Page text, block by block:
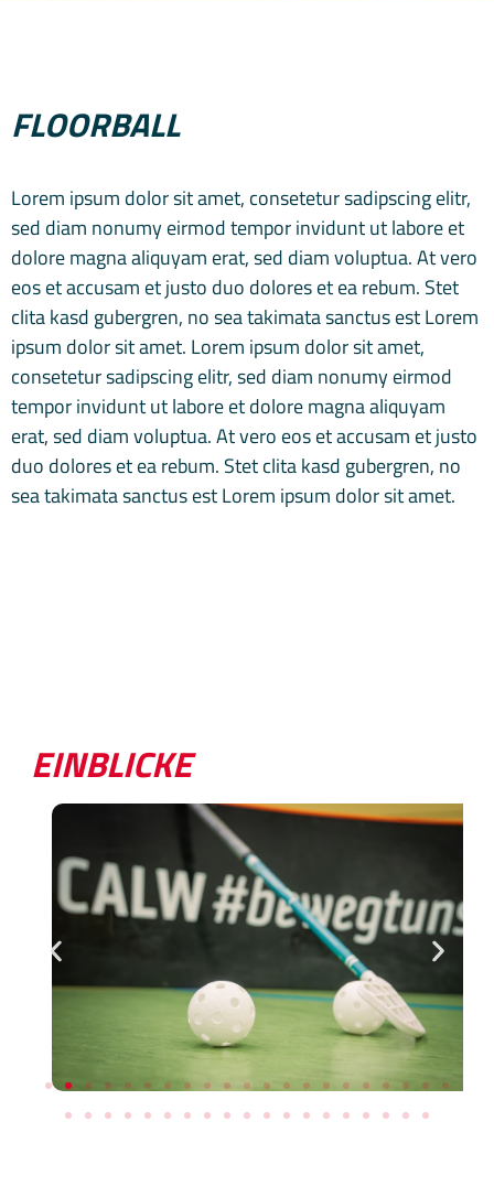
FLOORBALL
Lorem ipsum dolor sit amet, consetetur sadipscing elitr,
sed diam nonumy eirmod tempor invidunt ut labore et
dolore magna aliquyam erat, sed diam voluptua. At vero
eos et accusam et justo duo dolores et ea rebum. Stet
clita kasd gubergren, no sea takimata sanctus est Lorem
ipsum dolor sit amet. Lorem ipsum dolor sit amet,
consetetur sadipscing elitr, sed diam nonumy eirmod
tempor invidunt ut labore et dolore magna aliquyam
erat, sed diam voluptua. At vero eos et accusam et justo
duo dolores et ea rebum. Stet clita kasd gubergren, no
sea takimata sanctus est Lorem ipsum dolor sit amet.
EINBLICKE